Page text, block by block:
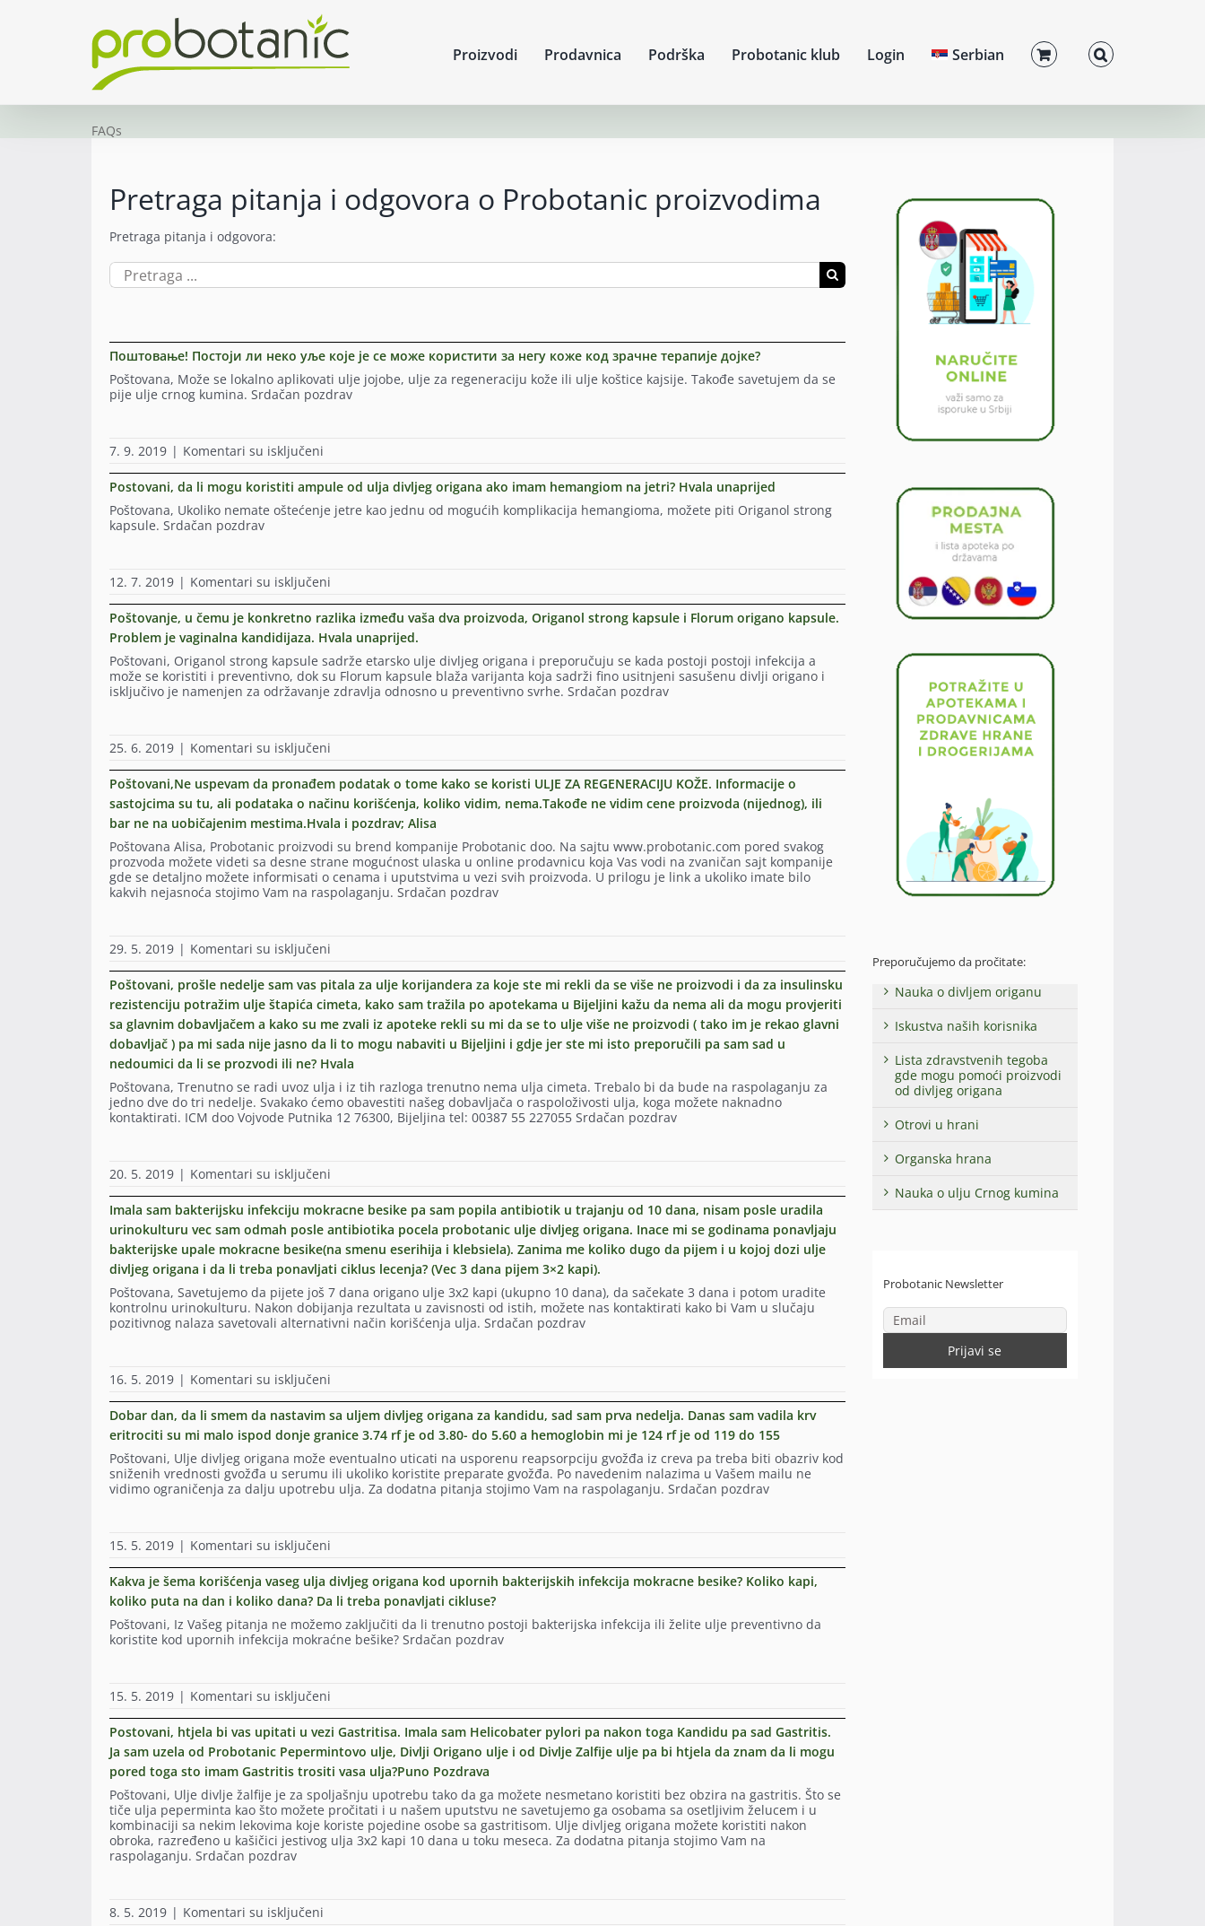
Proizvodi Prodavnica Podrška Probotanic klub Login Serbian
FAQs
Pretraga pitanja i odgovora o Probotanic proizvodima
Pretraga pitanja i odgovora:
Search
for:
Поштовање! Постоји ли неко уље које је се може користити за негу коже код зрачне терапије дојке?
Poštovana, Može se lokalno aplikovati ulje jojobe, ulje za regeneraciju kože ili ulje koštice kajsije. Takođe savetujem da se
pije ulje crnog kumina. Srdačan pozdrav
7. 9. 2019 | Komentari su isključenina
Постоји
ли
неко
може
користити
за
негу
коже
код
зрачне
терапије
Postovani, da li mogu koristiti ampule od ulja divljeg origana ako imam hemangiom na jetri? Hvala unaprijed
Poštovana, Ukoliko nemate oštećenje jetre kao jednu od mogućih komplikacija hemangioma, možete piti Origanol strong
kapsule. Srdačan pozdrav
12. 7. 2019 | Komentari su isključenina
da
li
mogu
koristiti
ampule
od
ako
hemangiom
na
jetri?
Hvala
unaprijed
Poštovanje, u čemu je konkretno razlika između vaša dva proizvoda, Origanol strong kapsule i Florum origano kapsule.
Problem je vaginalna kandidijaza. Hvala unaprijed.
Poštovani, Origanol strong kapsule sadrže etarsko ulje divljeg origana i preporučuju se kada postoji postoji infekcija a
može se koristiti i preventivno, dok su Florum kapsule blaža varijanta koja sadrži fino usitnjeni sasušenu divlji origano i
isključivo je namenjen za održavanje zdravlja odnosno u preventivno svrhe. Srdačan pozdrav
25. 6. 2019 | Komentari su isključenina
u
čemu
je
konkretno
razlika
između
vaša
dva
proizvoda,
kapsule
Florum
origano
kapsule.
Problem
je
vaginalna
kandidijaza.
Hvala
unaprijed.
Poštovani,Ne uspevam da pronađem podatak o tome kako se koristi ULJE ZA REGENERACIJU KOŽE. Informacije o
sastojcima su tu, ali podataka o načinu korišćenja, koliko vidim, nema.Takođe ne vidim cene proizvoda (nijednog), ili
bar ne na uobičajenim mestima.Hvala i pozdrav; Alisa
Poštovana Alisa, Probotanic proizvodi su brend kompanije Probotanic doo. Na sajtu www.probotanic.com pored svakog
prozvoda možete videti sa desne strane mogućnost ulaska u online prodavnicu koja Vas vodi na zvaničan sajt kompanije
gde se detaljno možete informisati o cenama i uputstvima u vezi svih proizvoda. U prilogu je link a ukoliko imate bilo
kakvih nejasnoća stojimo Vam na raspolaganju. Srdačan pozdrav
29. 5. 2019 | Komentari su isključenina
uspevam
da
pronađem
podatak
o
tome
kako
se
koristi
ULJE
Informacije
o
sastojcima
su
tu,
ali
podataka
načinu
korišćenja,
koliko
ne
vidim
cene
proizvoda
(nijednog),
bar
ne
na
i
Alisa
Poštovani, prošle nedelje sam vas pitala za ulje korijandera za koje ste mi rekli da se više ne proizvodi i da za insulinsku
rezistenciju potražim ulje štapića cimeta, kako sam tražila po apotekama u Bijeljini kažu da nema ali da mogu provjeriti
sa glavnim dobavljačem a kako su me zvali iz apoteke rekli su mi da se to ulje više ne proizvodi ( tako im je rekao glavni
dobavljač ) pa mi sada nije jasno da li to mogu nabaviti u Bijeljini i gdje jer ste mi isto preporučili pa sam sad u
nedoumici da li se prozvodi ili ne? Hvala
Poštovana, Trenutno se radi uvoz ulja i iz tih razloga trenutno nema ulja cimeta. Trebalo bi da bude na raspolaganju za
jedno dve do tri nedelje. Svakako ćemo obavestiti našeg dobavljača o raspoloživosti ulja, koga možete naknadno
kontaktirati. ICM doo Vojvode Putnika 12 76300, Bijeljina tel: 00387 55 227055 Srdačan pozdrav
20. 5. 2019 | Komentari su isključenina
prošle
nedelje
sam
vas
pitala
za
ulje
korijandera
za
mi
rekli
da
se
više
proizvodi
i
da
rezistenciju
potražim
ulje
štapića
cimeta,
sam
tražila
u
Bijeljini
kažu
da
nema
ali
mogu
provjeriti
sa
glavnim
Imala sam bakterijsku infekciju mokracne besike pa sam popila antibiotik u trajanju od 10 dana, nisam posle uradila
urinokulturu vec sam odmah posle antibiotika pocela probotanic ulje divljeg origana. Inace mi se godinama ponavljaju
bakterijske upale mokracne besike(na smenu eserihija i klebsiela). Zanima me koliko dugo da pijem i u kojoj dozi ulje
divljeg origana i da li treba ponavljati ciklus lecenja? (Vec 3 dana pijem 3×2 kapi).
Poštovana, Savetujemo da pijete još 7 dana origano ulje 3x2 kapi (ukupno 10 dana), da sačekate 3 dana i potom uradite
kontrolnu urinokulturu. Nakon dobijanja rezultata u zavisnosti od istih, možete nas kontaktirati kako bi Vam u slučaju
pozitivnog nalaza savetovali alternativni način korišćenja ulja. Srdačan pozdrav
16. 5. 2019 | Komentari su isključenina
sam
bakterijsku
infekciju
mokracne
besike
pa
sam
u
od
10
dana,
nisam
posle
sam
odmah
posle
antibiotika
pocela
probotanic
ulje
divljeg
origana.
Inace
mi
Dobar dan, da li smem da nastavim sa uljem divljeg origana za kandidu, sad sam prva nedelja. Danas sam vadila krv
eritrociti su mi malo ispod donje granice 3.74 rf je od 3.80- do 5.60 a hemoglobin mi je 124 rf je od 119 do 155
Poštovani, Ulje divljeg origana može eventualno uticati na usporenu reapsorpciju gvožđa iz creva pa treba biti obazriv kod
sniženih vrednosti gvožđa u serumu ili ukoliko koristite preparate gvožđa. Po navedenim nalazima u Vašem mailu ne
vidimo ograničenja za dalju upotrebu ulja. Za dodatna pitanja stojimo Vam na raspolaganju. Srdačan pozdrav
15. 5. 2019 | Komentari su isključenina
dan,
da
li
smem
da
divljeg
za
kandidu,
sad
sam
prva
nedelja.
Danas
sam
vadila
Kakva je šema korišćenja vaseg ulja divljeg origana kod upornih bakterijskih infekcija mokracne besike? Koliko kapi,
koliko puta na dan i koliko dana? Da li treba ponavljati cikluse?
Poštovani, Iz Vašeg pitanja ne možemo zaključiti da li trenutno postoji bakterijska infekcija ili želite ulje preventivno da
koristite kod upornih infekcija mokraćne bešike? Srdačan pozdrav
15. 5. 2019 | Komentari su isključenina
je
šema
korišćenja
vaseg
ulja
divljeg
origana
kod
upornih
Postovani, htjela bi vas upitati u vezi Gastritisa. Imala sam Helicobater pylori pa nakon toga Kandidu pa sad Gastritis.
Ja sam uzela od Probotanic Pepermintovo ulje, Divlji Origano ulje i od Divlje Zalfije ulje pa bi htjela da znam da li mogu
pored toga sto imam Gastritis trositi vasa ulja?Puno Pozdrava
Poštovani, Ulje divlje žalfije je za spoljašnju upotrebu tako da ga možete nesmetano koristiti bez obzira na gastritis. Što se
tiče ulja peperminta kao što možete pročitati i u našem uputstvu ne savetujemo ga osobama sa osetljivim želucem i u
kombinaciji sa nekim lekovima koje koriste pojedine osobe sa gastritisom. Ulje divljeg origana možete koristiti nakon
obroka, razređeno u kašičici jestivog ulja 3x2 kapi 10 dana u toku meseca. Za dodatna pitanja stojimo Vam na
raspolaganju. Srdačan pozdrav
8. 5. 2019 | Komentari su isključenina
Preporučujemo da pročitate:
Nauka o divljem origanu
Iskustva naših korisnika
Lista zdravstvenih tegoba
gde mogu pomoći proizvodi
od divljeg origana
Otrovi u hrani
Organska hrana
Nauka o ulju Crnog kumina
Probotanic Newsletter